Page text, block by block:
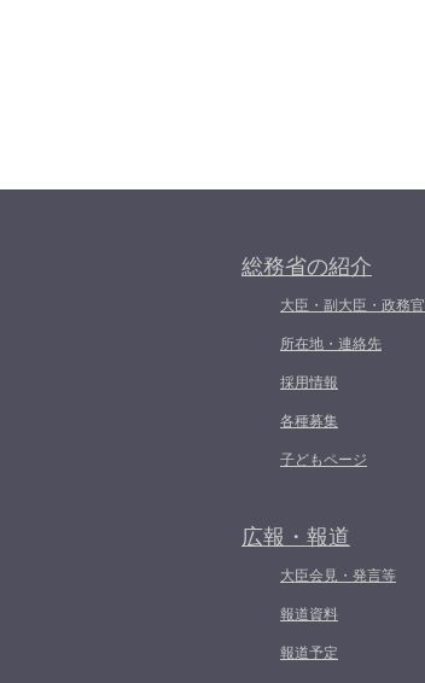
総務省の紹介
大臣・副大臣・政務官
所在地・連絡先
採用情報
各種募集
子どもページ
広報・報道
大臣会見・発言等
報道資料
報道予定